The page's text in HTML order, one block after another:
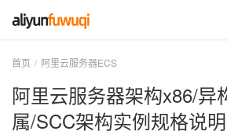
首页 阿里云服务器ECS
阿里云服务器架构x86/异
属/SCC架构实例规格说明